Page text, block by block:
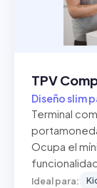
TPV
Diseño slim
Terminal
Ocupa el
Ideal para: